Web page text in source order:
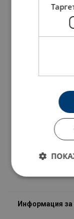
NKV13201
NKV22201
NKV26201
Работна